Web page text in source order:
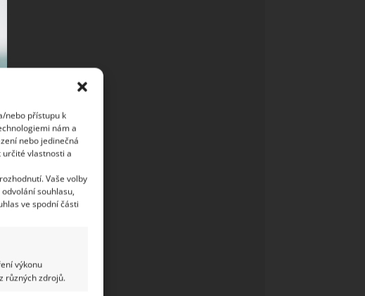
nebo přístupu k
nám a
nebo jedinečná
vlastnosti a
Vaše volby
souhlasu,
ve spodní části
výkonu
různých zdrojů.